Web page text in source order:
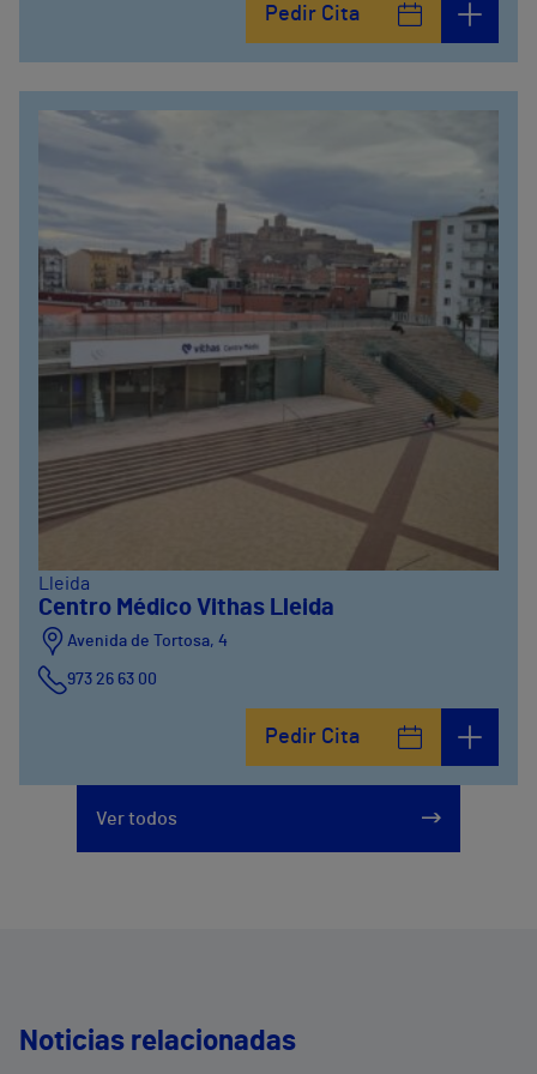
Pedir Cita
Lleida
Centro Médico Vithas Lleida
Avenida de Tortosa, 4
973 26 63 00
Pedir Cita
Ver todos
Noticias relacionadas